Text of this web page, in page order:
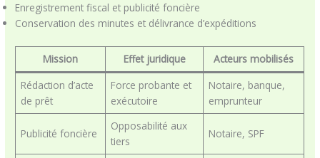
Enregistrement fiscal et publicité foncière
Conservation des minutes et délivrance d’expéditions
Mission Effet juridique
Acteurs mobilisés
Rédaction d’acte
de prêt
Force probante et
exécutoire
Notaire, banque,
emprunteur
Publicité foncière
Opposabilité aux
tiers
Notaire, SPF